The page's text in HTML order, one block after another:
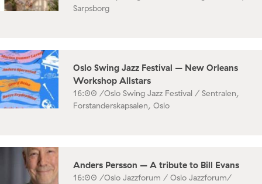
Sarpsborg
Oslo Swing Jazz Festival – New Orleans
Workshop Allstars
16:00 /Oslo Swing Jazz Festival / Sentralen,
Forstanderskapsalen, Oslo
Anders Persson – A tribute to Bill Evans
16:00 /Oslo Jazzforum / Oslo Jazzforum/